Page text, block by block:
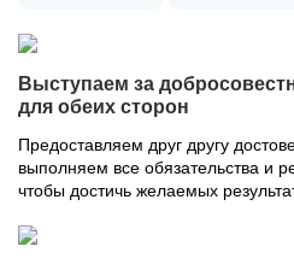
Выступаем за
для обеих сторон
Предоставляем друг другу
выполняем все обязательства и
чтобы достичь желаемых